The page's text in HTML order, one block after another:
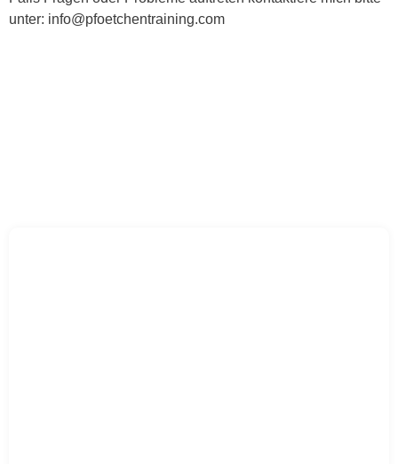
unter: info@pfoetchentraining.com